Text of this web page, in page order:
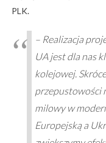
PLK.
– Realizacja
UA jest dla nas
kolejowej.
przepustowości
milowy w
Europejską a